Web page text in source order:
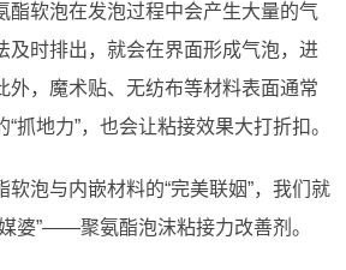
酯软泡在发泡过程中会产生大量的气
及时排出，就会在界面形成气泡，进
外，魔术贴、无纺布等材料表面通常
抓地力”，也会让粘接效果大打折扣。
软泡与内嵌材料的“完美联姻”，我们就
婆”——聚氨酯泡沫粘接力改善剂。